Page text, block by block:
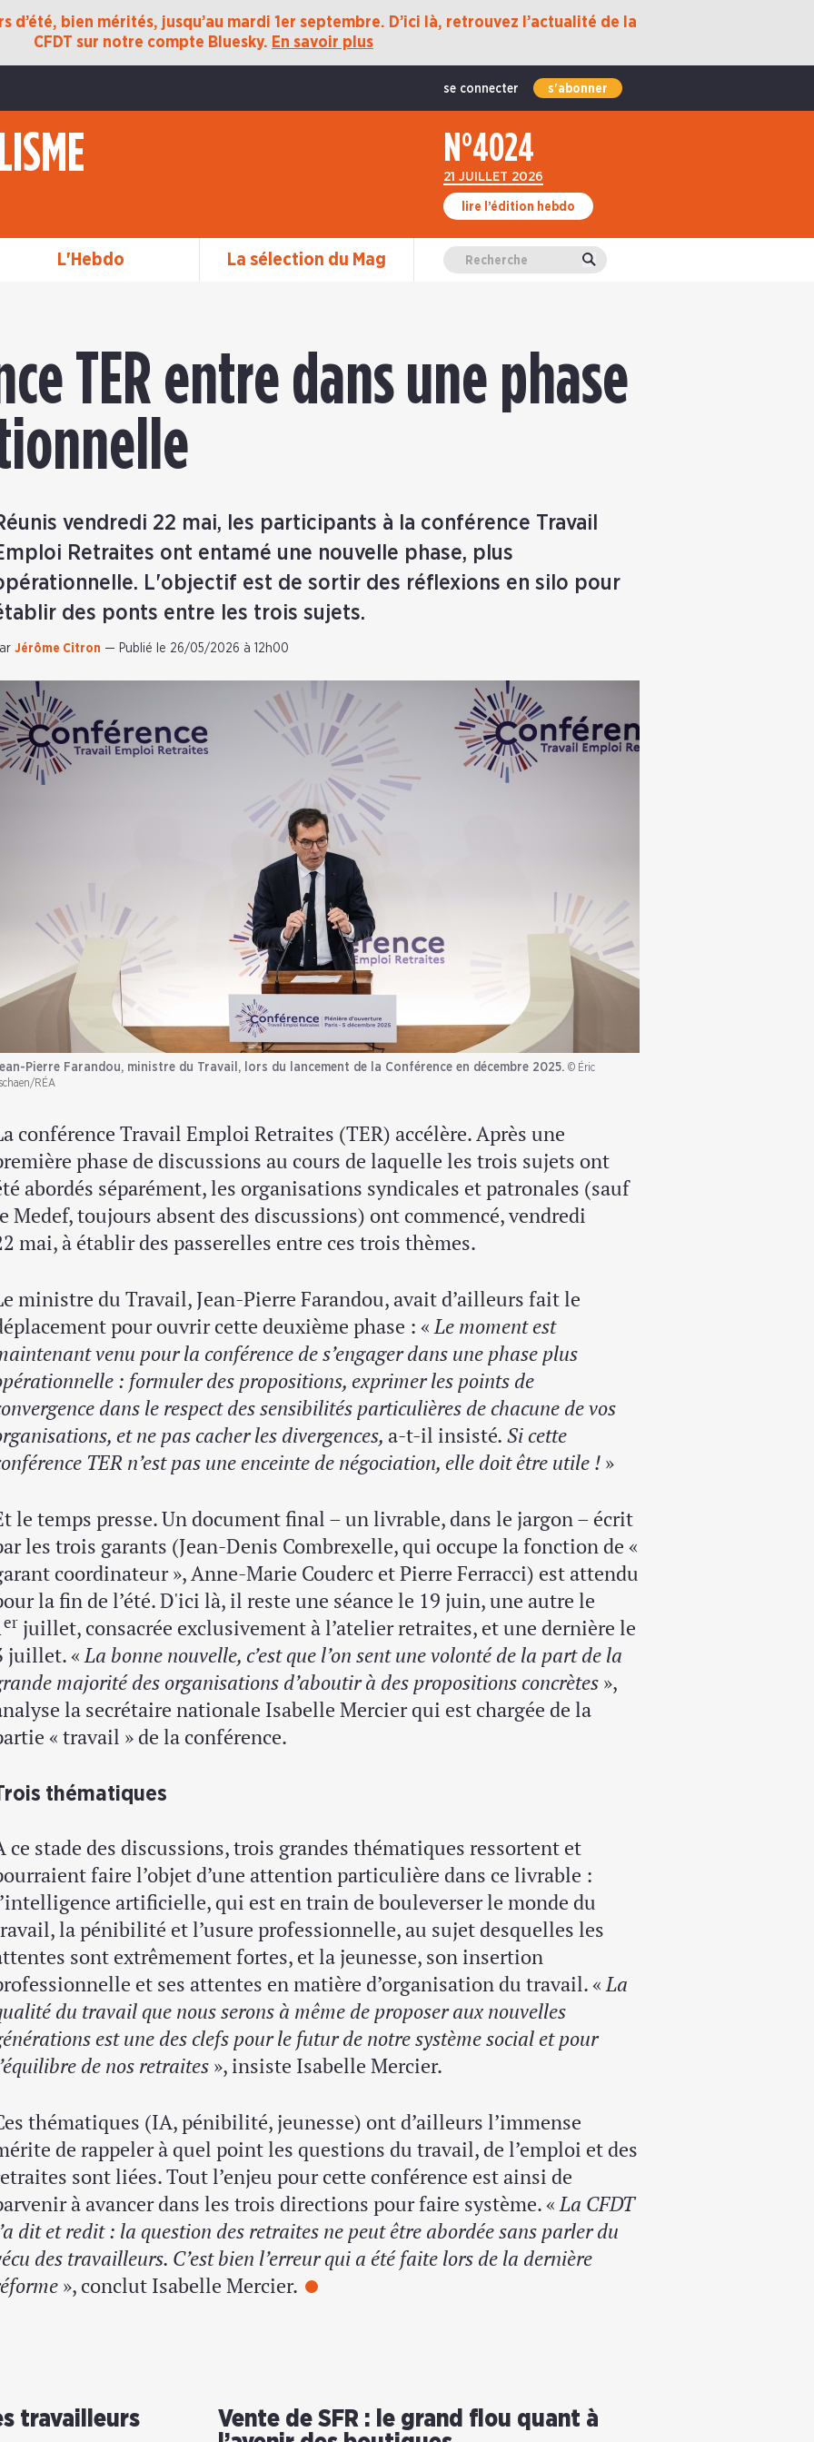
d’été, bien mérités, jusqu’au mardi 1er septembre. D’ici là, retrouvez l’actualité de la
CFDT sur notre compte Bluesky. En savoir plus
se connecter s'abonner
N°4024
21 JUILLET 2026
lire l’édition hebdo
L'Hebdo La sélection du Mag Valider
TER entre dans une phase
vendredi 22 mai, les participants à la conférence Travail
Retraites ont entamé une nouvelle phase, plus
L'objectif est de sortir des réflexions en silo pour
des ponts entre les trois sujets.
Jérôme Citron — Publié le 26/05/2026 à 12h00
Pierre Farandou, ministre du Travail, lors du lancement de la Conférence en décembre 2025. © Éric
RÉA
conférence Travail Emploi Retraites (TER) accélère. Après une
phase de discussions au cours de laquelle les trois sujets ont
abordés séparément, les organisations syndicales et patronales (sauf
Medef, toujours absent des discussions) ont commencé, vendredi
mai, à établir des passerelles entre ces trois thèmes.
ministre du Travail, Jean-Pierre Farandou, avait d’ailleurs fait le
pour ouvrir cette deuxième phase : «Le moment est
venu pour la conférence de s’engager dans une phase plus
: formuler des propositions, exprimer les points de
dans le respect des sensibilités particulières de chacune de vos
et ne pas cacher les divergences, a-t-il insisté. Si cette
TER n’est pas une enceinte de négociation, elle doit être utile ! »
le temps presse. Un document final – un livrable, dans le jargon – écrit
les trois garants (Jean‑Denis Combrexelle, qui occupe la fonction de «
coordinateur », Anne‑Marie Couderc et Pierre Ferracci) est attendu
la fin de l’été. D'ici là, il reste une séance le 19 juin, une autre le
er juillet, consacrée exclusivement à l’atelier retraites, et une dernière le
juillet. «La bonne nouvelle, c’est que l’on sent une volonté de la part de la
majorité des organisations d’aboutir à des propositions concrètes »,
la secrétaire nationale Isabelle Mercier qui est chargée de la
« travail » de la conférence.
thématiques
ce stade des discussions, trois grandes thématiques ressortent et
faire l’objet d’une attention particulière dans ce livrable :
artificielle, qui est en train de bouleverser le monde du
la pénibilité et l’usure professionnelle, au sujet desquelles les
sont extrêmement fortes, et la jeunesse, son insertion
et ses attentes en matière d’organisation du travail. «La
du travail que nous serons à même de proposer aux nouvelles
est une des clefs pour le futur de notre système social et pour
de nos retraites », insiste Isabelle Mercier.
thématiques (IA, pénibilité, jeunesse) ont d’ailleurs l’immense
de rappeler à quel point les questions du travail, de l’emploi et des
sont liées. Tout l’enjeu pour cette conférence est ainsi de
à avancer dans les trois directions pour faire système. «La CFDT
dit et redit : la question des retraites ne peut être abordée sans parler du
des travailleurs. C’est bien l’erreur qui a été faite lors de la dernière
», conclut Isabelle Mercier.
travailleurs
Vente de SFR : le grand flou quant à